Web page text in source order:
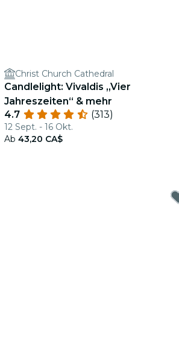
Christ Church Cathedral
Candlelight: Vivaldis „Vier
Jahreszeiten“ & mehr
4.7
(313)
12 Sept. - 16 Okt.
Ab 43,20 CA$